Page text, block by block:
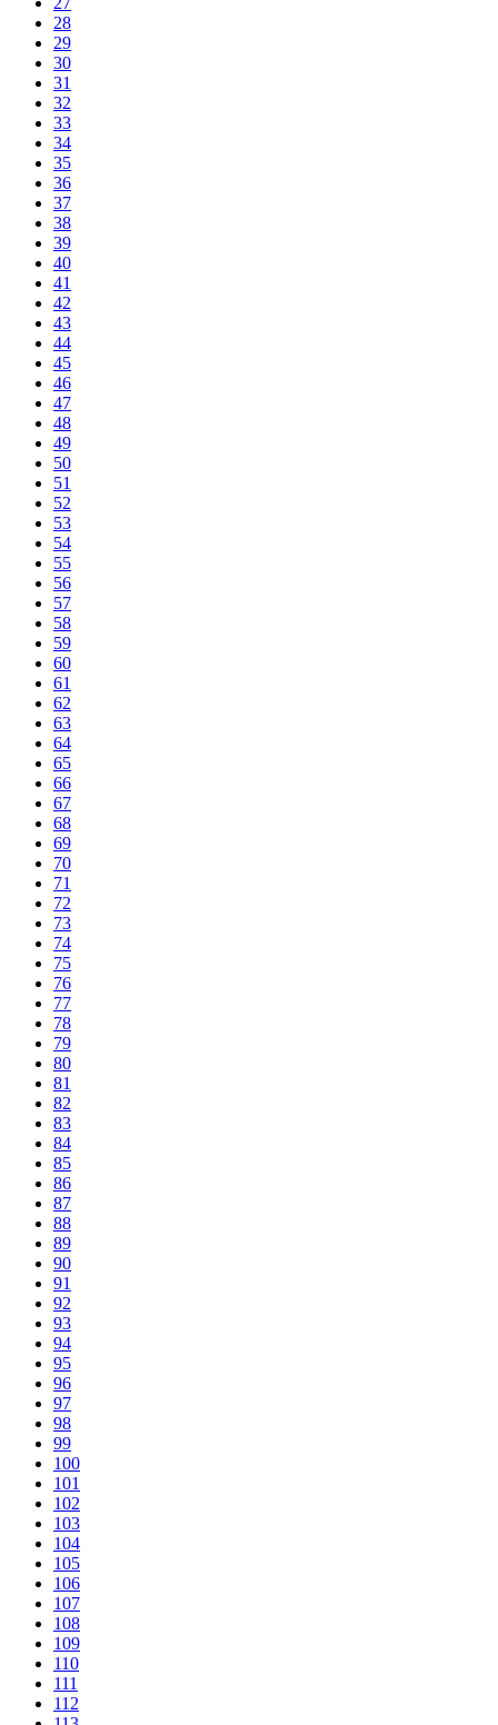
28
29
30
31
32
33
34
35
36
37
38
39
40
41
42
43
44
45
46
47
48
49
50
51
52
53
54
55
56
57
58
59
60
61
62
63
64
65
66
67
68
69
70
71
72
73
74
75
76
77
78
79
80
81
82
83
84
85
86
87
88
89
90
91
92
93
94
95
96
97
98
99
100
101
102
103
104
105
106
107
108
109
110
111
112